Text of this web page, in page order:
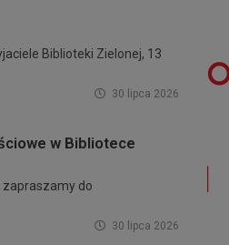
Biblioteki Zielonej, 13
30 lipca 2026
w Bibliotece
zapraszamy do
30 lipca 2026